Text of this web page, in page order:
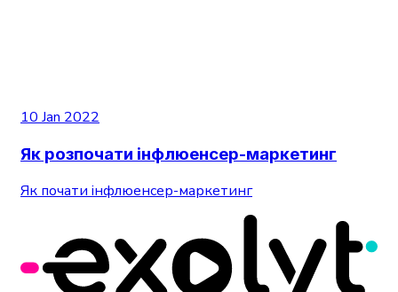
10 Jan 2022
Як розпочати інфлюенсер-маркетинг
Як почати інфлюенсер-маркетинг